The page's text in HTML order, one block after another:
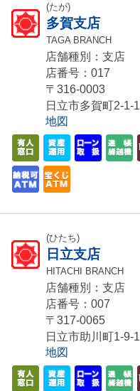
(たが)
多賀支店
TAGA BRANCH
店舗種別：支店
店番号：017
〒316-0003
日立市多賀町2-1-1
地図
(ひたち)
日立支店
HITACHI BRANCH
店舗種別：支店
店番号：007
〒317-0065
日立市助川町1-9-1
地図